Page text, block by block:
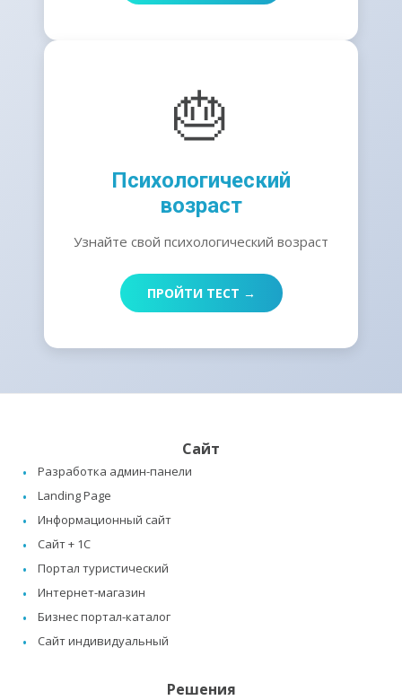
🎂
Психологический
возраст
Узнайте свой психологический возраст
ПРОЙТИ ТЕСТ →
Сайт
Разработка админ-панели
Landing Page
Информационный сайт
Сайт + 1C
Портал туристический
Интернет-магазин
Бизнес портал-каталог
Сайт индивидуальный
Решения